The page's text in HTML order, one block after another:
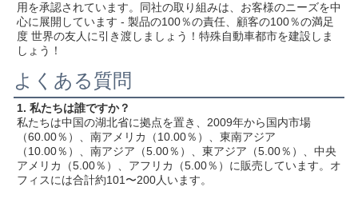
用を承認されています。同社の取り組みは、お客様のニーズを中
心に展開しています - 製品の100％の責任、顧客の100％の満足
度 世界の友人に引き渡しましょう！特殊自動車都市を建設しま
しょう！
よくある質問
1. 私たちは誰ですか？
私たちは中国の湖北省に拠点を置き、2009年から国内市場
（60.00％）、南アメリカ（10.00％）、東南アジア
（10.00％）、南アジア（5.00％）、東アジア（5.00％）、中央
アメリカ（5.00％）、アフリカ（5.00％）に販売しています。オ
フィスには合計約101〜200人います。